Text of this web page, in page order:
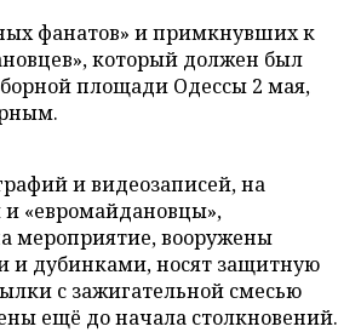
фанатов» и примкнувших к
который должен был
площади Одессы 2 мая,
и видеозаписей, на
«евромайдановцы»,
мероприятие, вооружены
и дубинками, носят защитную
с зажигательной смесью
ещё до начала столкновений.